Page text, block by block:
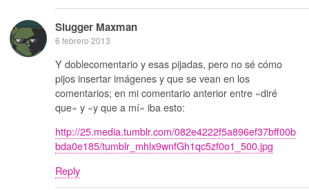
Slugger Maxman
6 febrero 2013
Y doblecomentario y esas pijadas, pero no sé cómo
pijos insertar imágenes y que se vean en los
comentarios; en mi comentario anterior entre «diré
que» y «y que a mí» iba esto:
http://25.media.tumblr.com/082e4222f5a896ef37bff00b
bda0e185/tumblr_mhlx9wnfGh1qc5zf0o1_500.jpg
Reply